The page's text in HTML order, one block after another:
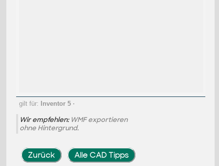
gilt für: Inventor 5·
Wir empfehlen: WMF exportieren
ohne Hintergrund.
Zurück Alle CAD Tipps